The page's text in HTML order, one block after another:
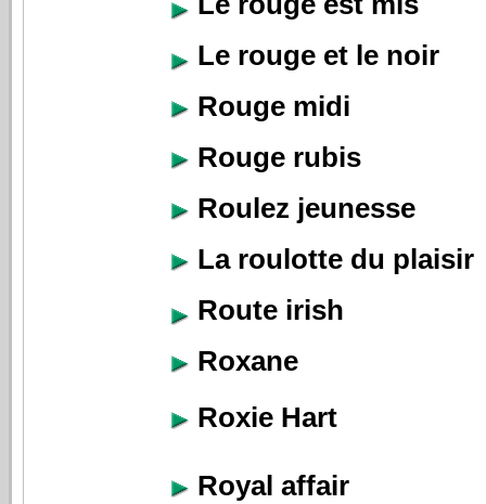
Le rouge et le noir
Rouge midi
Rouge rubis
Roulez jeunesse
La roulotte du plaisir
Route irish
Roxane
Roxie Hart
Royal affair